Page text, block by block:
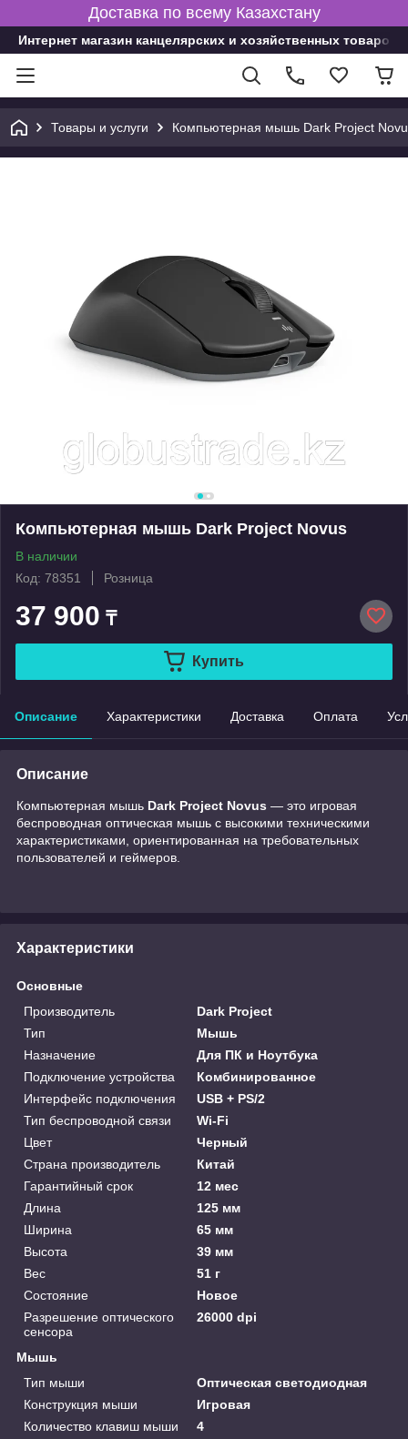
Доставка по всему Казахстану
Интернет магазин канцелярских и хозяйственных товаров
Товары и услуги Компьютерная мышь Dark Project
Компьютерная мышь Dark Project Novus
В наличии
Код: 78351
Розница
37 900 ₸
Купить
Описание Характеристики Доставка Оплата
Описание
Компьютерная мышь Dark Project Novus — это игровая
беспроводная оптическая мышь с высокими техническими
характеристиками, ориентированная на требовательных
пользователей и геймеров.
Характеристики
Основные
Производитель
Dark Project
Тип
Мышь
Назначение
Для ПК и Ноутбука
Подключение устройства
Комбинированное
Интерфейс подключения
USB + PS/2
Тип беспроводной связи
Wi-Fi
Цвет
Черный
Страна производитель
Китай
Гарантийный срок
12 мес
Длина
125 мм
Ширина
65 мм
Высота
39 мм
Вес
51 г
Состояние
Новое
Разрешение оптического
сенсора
26000 dpi
Мышь
Тип мыши
Оптическая светодиодная
Конструкция мыши
Игровая
Количество клавиш мыши
4